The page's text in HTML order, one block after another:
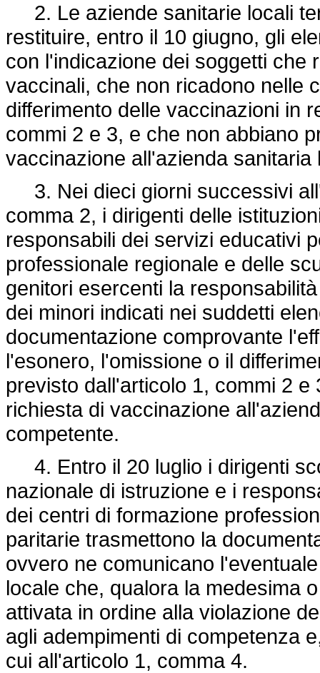
2. Le aziende sanitarie locali
restituire, entro il 10 giugno, gli
con l'indicazione dei soggetti che
vaccinali, che non ricadono nelle
differimento delle vaccinazioni in
commi 2 e 3, e che non abbiano
vaccinazione all'azienda sanitaria
3. Nei dieci giorni successivi
comma 2, i dirigenti delle
responsabili dei servizi educativi
professionale regionale e delle
genitori esercenti la
dei minori indicati nei suddetti
documentazione comprovante
l'esonero, l'omissione o il
previsto dall'articolo 1, commi 2
richiesta di vaccinazione
competente.
4. Entro il 20 luglio i dirigenti
nazionale di istruzione e i
dei centri di formazione
paritarie trasmettono la
ovvero ne comunicano
locale che, qualora la medesima
attivata in ordine alla violazione
agli adempimenti di competenza
cui all'articolo 1, comma 4.